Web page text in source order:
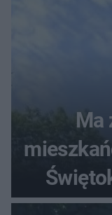
Ma
zabytki,